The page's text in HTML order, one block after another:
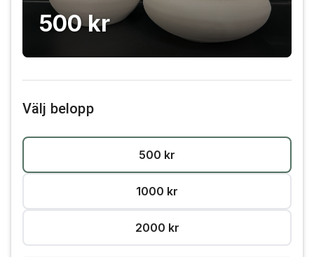
500 kr
Välj belopp
500 kr
1000 kr
2000 kr